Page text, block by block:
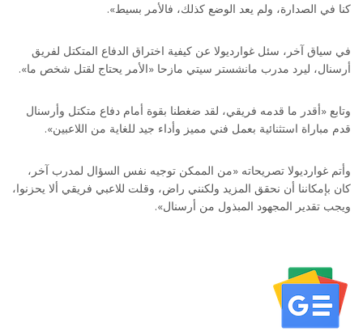
كنا في الصدارة، ولم يعد الوضع كذلك، فالأمر بسيط».
في سياق آخر، سئل غوارديولا عن كيفية اختراق الدفاع المتكتل لفريق
أرسنال، ليرد مدرب مانشستر سيتي مازحا «الأمر يحتاج لقتل شخص ما».
وتابع «أقدر ما قدمه فريقي، لقد ضغطنا بقوة أمام دفاع متكتل وأرسنال
قدم مباراة استثنائية بعمل فني مميز وأداء جيد للغاية من اللاعبين».
وأتم غوارديولا تصريحاته «من الممكن توجيه نفس السؤال لمدرب آخر،
كان بإمكاننا أن نحقق المزيد ولكنني راض، وقلت للاعبي فريقي ألا يحزنوا،
ويجب تقدير المجهود المبذول من أرسنال».